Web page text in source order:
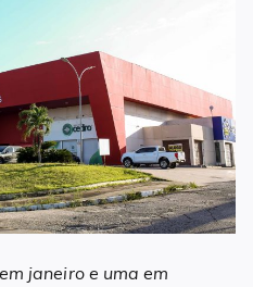
janeiro e uma em